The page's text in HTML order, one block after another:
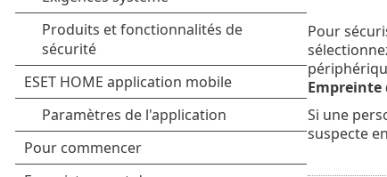
Pour
Si une
suspecte